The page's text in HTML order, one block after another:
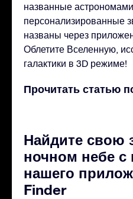
названные
персонализированные
названы через
Облетите Вселенную,
галактики в 3D режиме!
Прочитать статью
Найдите свою
ночном небе
нашего
Finder